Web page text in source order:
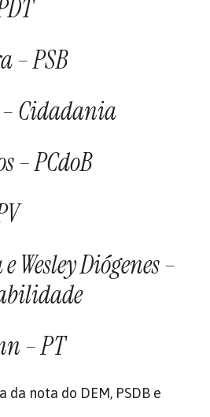
– PSB
– Cidadania
– PCdoB
Wesley Diógenes –
– PT
nota do DEM, PSDB e